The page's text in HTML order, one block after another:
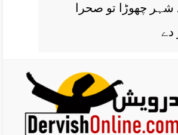
شہر چھوڑا تو صحرا
دے